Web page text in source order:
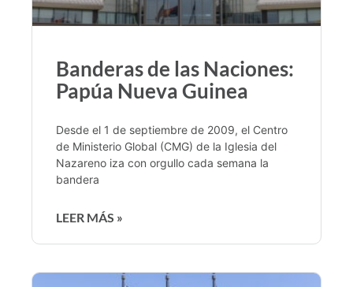
Banderas de las Naciones:
Papúa Nueva Guinea
Desde el 1 de septiembre de 2009, el Centro
de Ministerio Global (CMG) de la Iglesia del
Nazareno iza con orgullo cada semana la
bandera
LEER MÁS »